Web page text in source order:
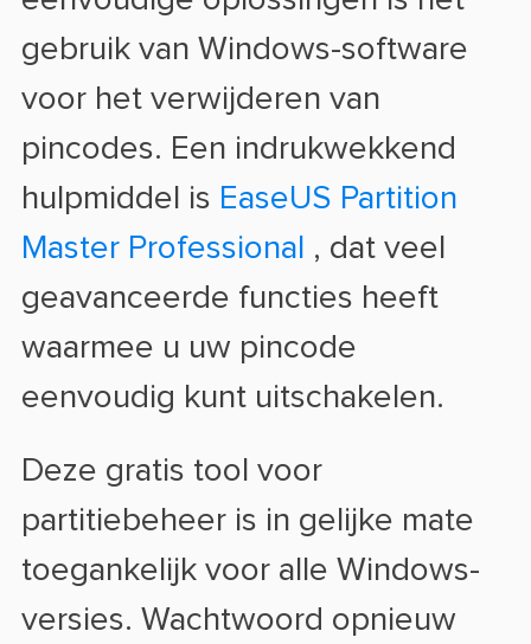
gebruik van Windows-software
voor het verwijderen van
pincodes. Een indrukwekkend
hulpmiddel is EaseUS Partition
Master Professional , dat veel
geavanceerde functies heeft
waarmee u uw pincode
eenvoudig kunt uitschakelen.
Deze gratis tool voor
partitiebeheer is in gelijke mate
toegankelijk voor alle Windows-
versies. Wachtwoord opnieuw